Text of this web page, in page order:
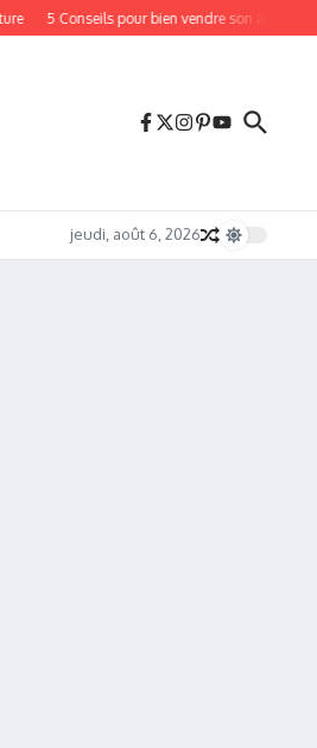
5 Conseils pour bien vendre son appartement
jeudi, août 6, 2026